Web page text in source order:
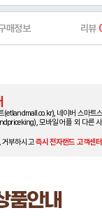
매정보 리뷰
(etlandmall.co.kr), 네이버 스마트
모바일 어플 외 다른
거부하시고즉시 전자랜드 고객센